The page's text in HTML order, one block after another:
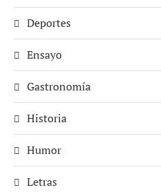
Deportes
Ensayo
Gastronomía
Historia
Humor
Letras